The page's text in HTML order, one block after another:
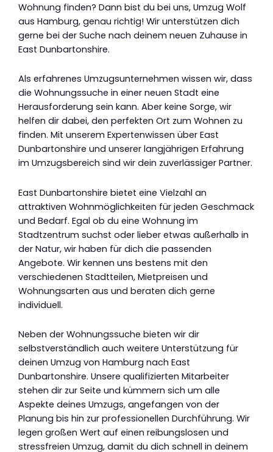
Wohnung finden? Dann bist du bei uns, Umzug Wolf
aus Hamburg, genau richtig! Wir unterstützen dich
gerne bei der Suche nach deinem neuen Zuhause in
East Dunbartonshire.
Als erfahrenes Umzugsunternehmen wissen wir, dass
die Wohnungssuche in einer neuen Stadt eine
Herausforderung sein kann. Aber keine Sorge, wir
helfen dir dabei, den perfekten Ort zum Wohnen zu
finden. Mit unserem Expertenwissen über East
Dunbartonshire und unserer langjährigen Erfahrung
im Umzugsbereich sind wir dein zuverlässiger Partner.
East Dunbartonshire bietet eine Vielzahl an
attraktiven Wohnmöglichkeiten für jeden Geschmack
und Bedarf. Egal ob du eine Wohnung im
Stadtzentrum suchst oder lieber etwas außerhalb in
der Natur, wir haben für dich die passenden
Angebote. Wir kennen uns bestens mit den
verschiedenen Stadtteilen, Mietpreisen und
Wohnungsarten aus und beraten dich gerne
individuell.
Neben der Wohnungssuche bieten wir dir
selbstverständlich auch weitere Unterstützung für
deinen Umzug von Hamburg nach East
Dunbartonshire. Unsere qualifizierten Mitarbeiter
stehen dir zur Seite und kümmern sich um alle
Aspekte deines Umzugs, angefangen von der
Planung bis hin zur professionellen Durchführung. Wir
legen großen Wert auf einen reibungslosen und
stressfreien Umzug, damit du dich schnell in deinem